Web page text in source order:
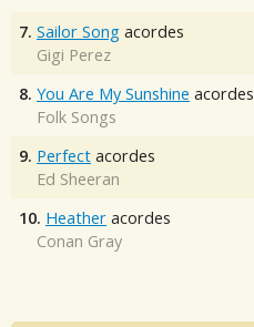
7. Sailor Song acordes
Gigi Perez
8. You Are My Sunshine acordes
Folk Songs
9. Perfect acordes
Ed Sheeran
10. Heather acordes
Conan Gray